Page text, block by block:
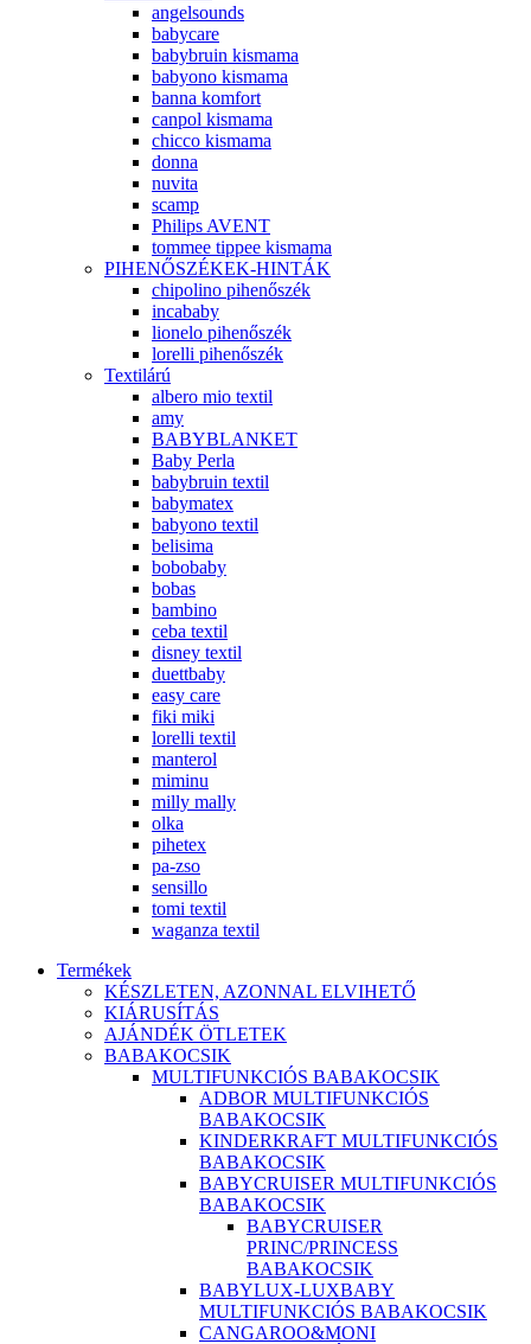
angelsounds
babycare
babybruin kismama
babyono kismama
banna komfort
canpol kismama
chicco kismama
donna
nuvita
scamp
Philips AVENT
tommee tippee kismama
PIHENŐSZÉKEK-HINTÁK
chipolino pihenőszék
incababy
lionelo pihenőszék
lorelli pihenőszék
Textilárú
albero mio textil
amy
BABYBLANKET
Baby Perla
babybruin textil
babymatex
babyono textil
belisima
bobobaby
bobas
bambino
ceba textil
disney textil
duettbaby
easy care
fiki miki
lorelli textil
manterol
miminu
milly mally
olka
pihetex
pa-zso
sensillo
tomi textil
waganza textil
Termékek
KÉSZLETEN, AZONNAL ELVIHETŐ
KIÁRUSÍTÁS
AJÁNDÉK ÖTLETEK
BABAKOCSIK
MULTIFUNKCIÓS BABAKOCSIK
ADBOR MULTIFUNKCIÓS
BABAKOCSIK
KINDERKRAFT MULTIFUNKCIÓS
BABAKOCSIK
BABYCRUISER MULTIFUNKCIÓS
BABAKOCSIK
BABYCRUISER
PRINC/PRINCESS
BABAKOCSIK
BABYLUX-LUXBABY
MULTIFUNKCIÓS BABAKOCSIK
CANGAROO&MONI